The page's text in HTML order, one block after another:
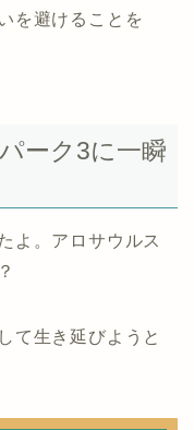
を避けることを
ーク3に一瞬
よ。アロサウルス
て生き延びようと